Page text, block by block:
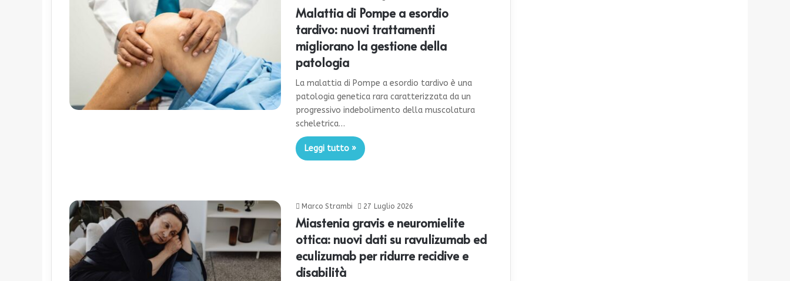
Malattia di Pompe a esordio
tardivo: nuovi trattamenti
migliorano la gestione della
patologia
La malattia di Pompe a esordio tardivo è una
patologia genetica rara caratterizzata da un
progressivo indebolimento della muscolatura
scheletrica…
Leggi tutto »
Marco Strambi 27 Luglio 2026
Miastenia gravis e neuromielite
ottica: nuovi dati su ravulizumab ed
eculizumab per ridurre recidive e
disabilità